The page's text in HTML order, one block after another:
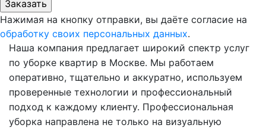
Нажимая на кнопку отправки, вы даёте согласие на
обработку своих персональных данных.
Наша компания предлагает широкий спектр услуг
по уборке квартир в Москве. Мы работаем
оперативно, тщательно и аккуратно, используем
проверенные технологии и профессиональный
подход к каждому клиенту. Профессиональная
уборка направлена не только на визуальную